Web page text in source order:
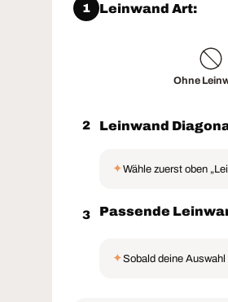
1 Leinwand Art:
Ohne
2 Leinwand
✦Wähle zuerst oben
3 Passende
✦Sobald deine